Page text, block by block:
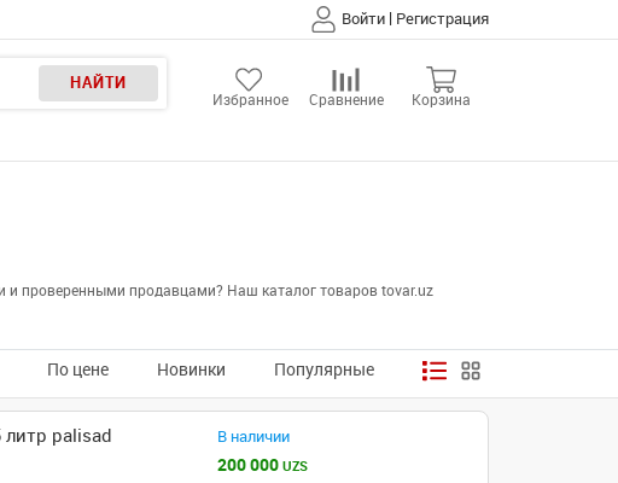
Войти | Регистрация
НАЙТИ
Избранное Сравнение Корзина
и проверенными продавцами? Наш каталог товаров tovar.uz
По цене Новинки Популярные
palisad В наличии
200 000UZS